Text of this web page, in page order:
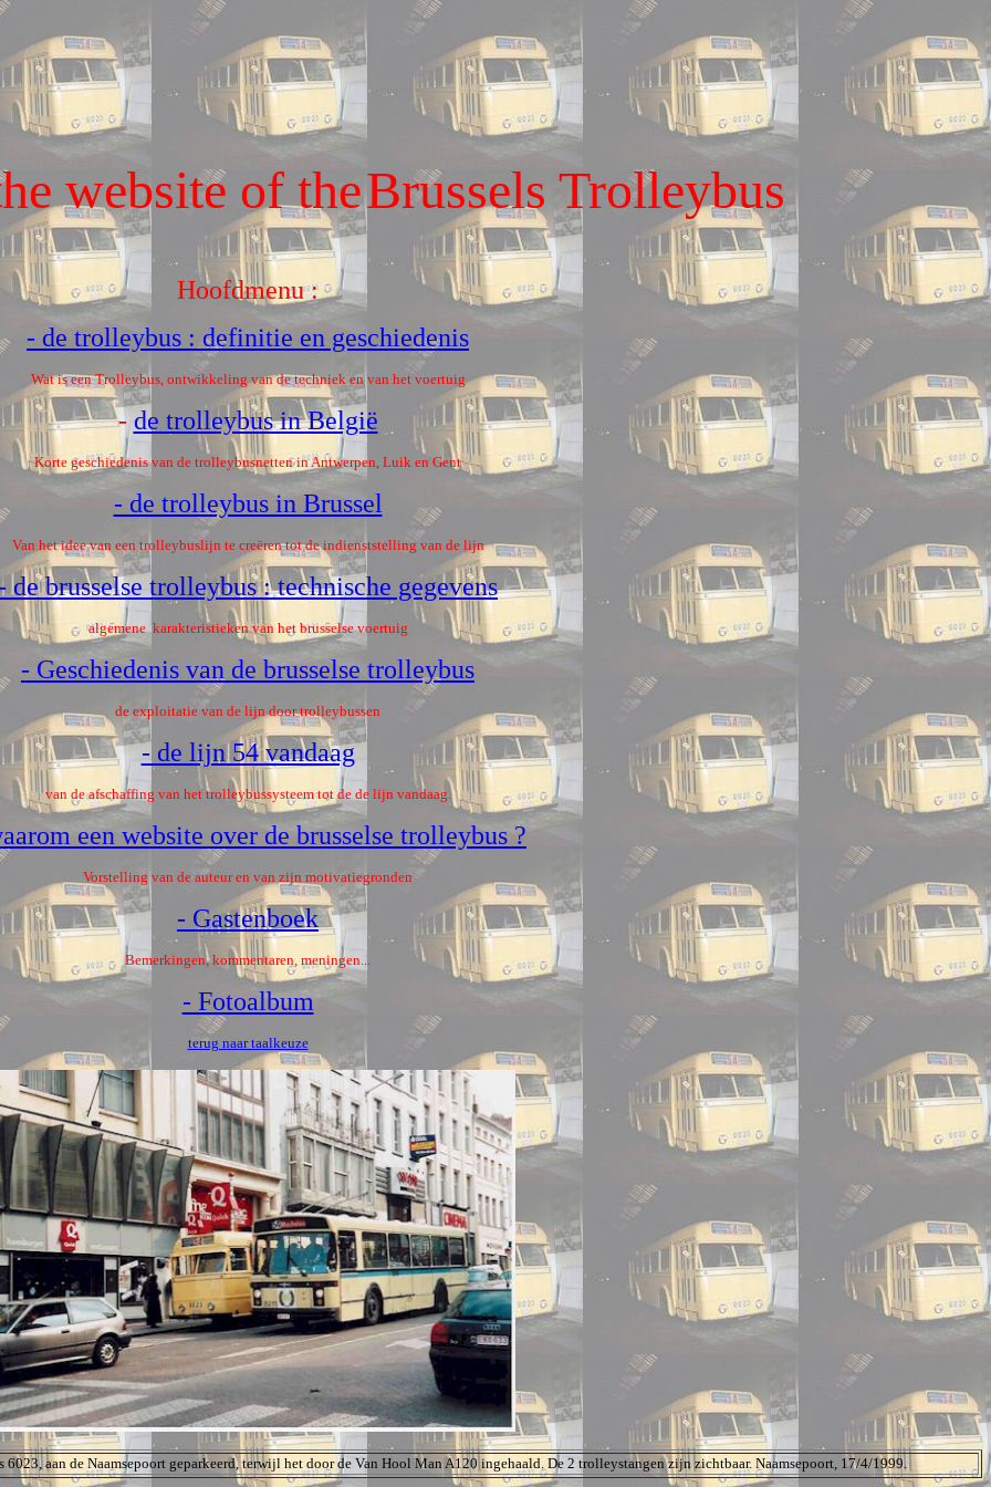
website of theBrussels Trolleybus
Hoofdmenu :
- de trolleybus : definitie en geschiedenis
Wat is een Trolleybus, ontwikkeling van de techniek en van het voertuig
- de trolleybus in België
Korte geschiedenis van de trolleybusnetten in Antwerpen, Luik en Gent
- de trolleybus in Brussel
Van het idee van een trolleybuslijn te creëren tot de indienststelling van de lijn
de brusselse trolleybus : technische gegevens
algemene karakteristieken van het brusselse voertuig
- Geschiedenis van de brusselse trolleybus
de exploitatie van de lijn door trolleybussen
- de lijn 54 vandaag
van de afschaffing van het trolleybussysteem tot de de lijn vandaag.
een website over de brusselse trolleybus ?
Vorstelling van de auteur en van zijn motivatiegronden
- Gastenboek
Bemerkingen, kommentaren, meningen...
- Fotoalbum
terug naar taalkeuze
aan de Naamsepoort geparkeerd, terwijl het door de Van Hool Man A120 ingehaald. De 2 trolleystangen zijn zichtbaar. Naamsepoort, 17/4/1999.